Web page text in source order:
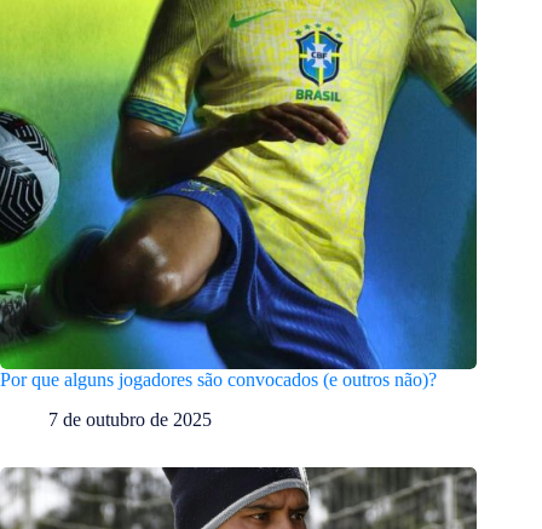
Por que alguns jogadores são convocados (e outros não)?
7 de outubro de 2025